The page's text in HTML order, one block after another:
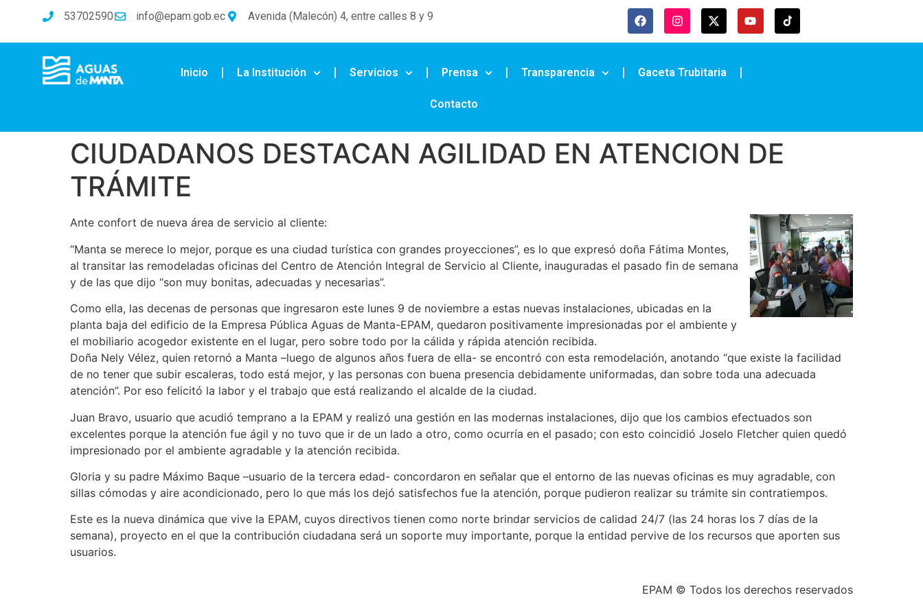
53702590 info@epam.gob.ec Avenida (Malecón) 4, entre calles 8 y 9
Inicio La Institución Servicios Prensa Transparencia Gaceta Trubitaria
Contacto
CIUDADANOS DESTACAN AGILIDAD EN ATENCION DE
TRÁMITE
Ante confort de nueva área de servicio al cliente:
“Manta se merece lo mejor, porque es una ciudad turística con grandes proyecciones”, es lo que expresó doña Fátima Montes,
al transitar las remodeladas oficinas del Centro de Atención Integral de Servicio al Cliente, inauguradas el pasado fin de semana
y de las que dijo “son muy bonitas, adecuadas y necesarias”.
Como ella, las decenas de personas que ingresaron este lunes 9 de noviembre a estas nuevas instalaciones, ubicadas en la
planta baja del edificio de la Empresa Pública Aguas de Manta-EPAM, quedaron positivamente impresionadas por el ambiente y
el mobiliario acogedor existente en el lugar, pero sobre todo por la cálida y rápida atención recibida.
Doña Nely Vélez, quien retornó a Manta –luego de algunos años fuera de ella- se encontró con esta remodelación, anotando “que existe la facilidad
de no tener que subir escaleras, todo está mejor, y las personas con buena presencia debidamente uniformadas, dan sobre toda una adecuada
atención”. Por eso felicitó la labor y el trabajo que está realizando el alcalde de la ciudad.
Juan Bravo, usuario que acudió temprano a la EPAM y realizó una gestión en las modernas instalaciones, dijo que los cambios efectuados son
excelentes porque la atención fue ágil y no tuvo que ir de un lado a otro, como ocurría en el pasado; con esto coincidió Joselo Fletcher quien quedó
impresionado por el ambiente agradable y la atención recibida.
Gloria y su padre Máximo Baque –usuario de la tercera edad- concordaron en señalar que el entorno de las nuevas oficinas es muy agradable, con
sillas cómodas y aire acondicionado, pero lo que más los dejó satisfechos fue la atención, porque pudieron realizar su trámite sin contratiempos.
Este es la nueva dinámica que vive la EPAM, cuyos directivos tienen como norte brindar servicios de calidad 24/7 (las 24 horas los 7 días de la
semana), proyecto en el que la contribución ciudadana será un soporte muy importante, porque la entidad pervive de los recursos que aporten sus
usuarios.
EPAM © Todos los derechos reservados